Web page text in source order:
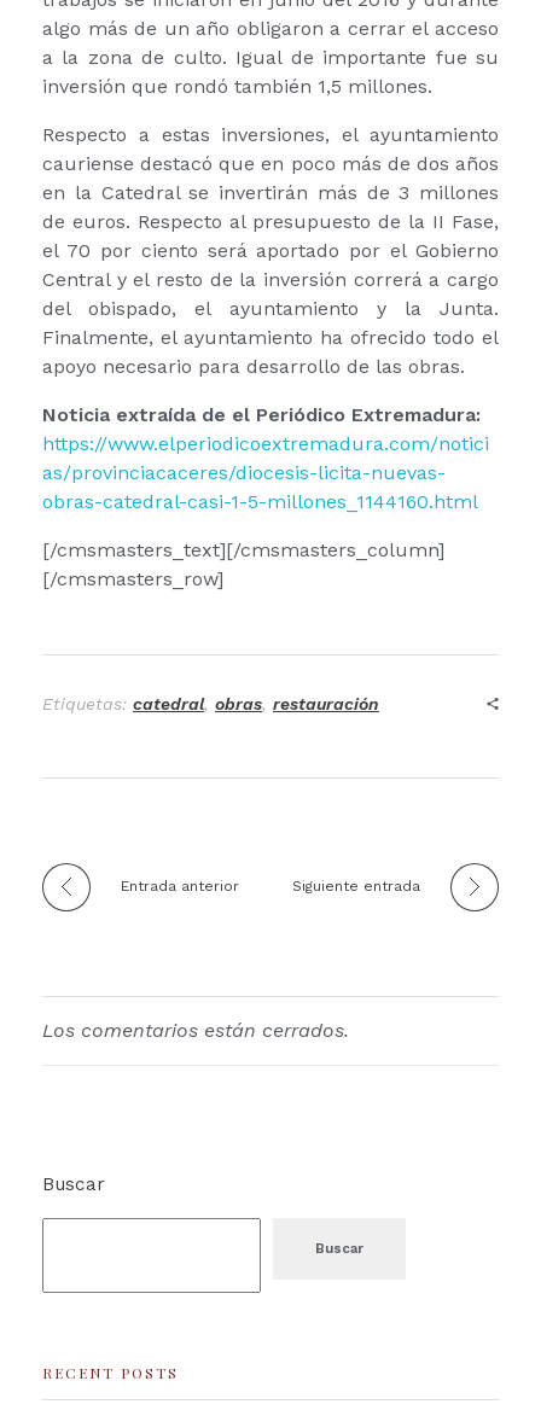
algo más de un año obligaron a cerrar el acceso
a la zona de culto. Igual de importante fue su
inversión que rondó también 1,5 millones.
Respecto a estas inversiones, el ayuntamiento
cauriense destacó que en poco más de dos años
en la Catedral se invertirán más de 3 millones
de euros. Respecto al presupuesto de la II Fase,
el 70 por ciento será aportado por el Gobierno
Central y el resto de la inversión correrá a cargo
del obispado, el ayuntamiento y la Junta.
Finalmente, el ayuntamiento ha ofrecido todo el
apoyo necesario para desarrollo de las obras.
Noticia extraída de el Periódico Extremadura:
https://www.elperiodicoextremadura.com/notici
as/provinciacaceres/diocesis-licita-nuevas-
obras-catedral-casi-1-5-millones_1144160.html
[/cmsmasters_text][/cmsmasters_column]
[/cmsmasters_row]
Etiquetas: catedral, obras, restauración
Entrada anterior Siguiente entrada
Los comentarios están cerrados.
Buscar
Buscar
RECENT POSTS